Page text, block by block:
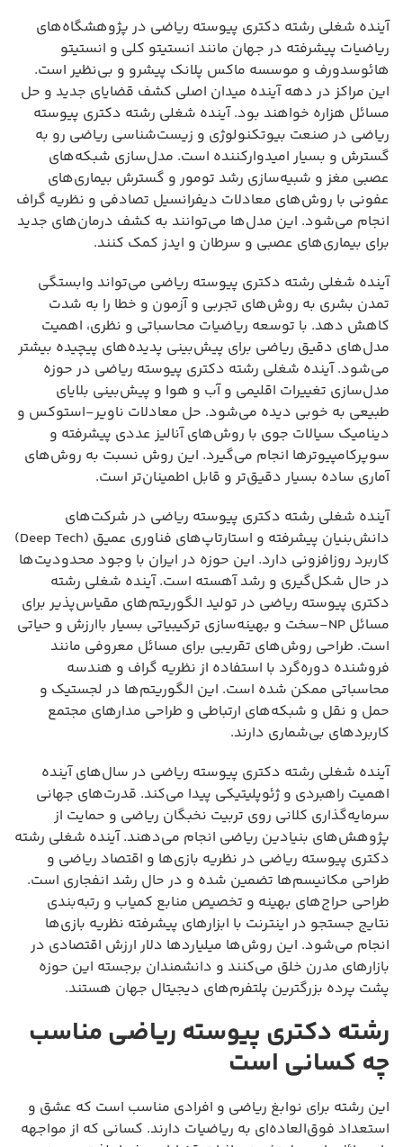
آینده شغلی رشته دکتری پیوسته ریاضی در پژوهشگاه‌های
ریاضیات پیشرفته در جهان مانند انستیتو کلی و انستیتو
هائوسدورف و موسسه ماکس پلانک پیشرو و بی‌نظیر است.
این مراکز در دهه آینده میدان اصلی کشف قضایای جدید و حل
مسائل هزاره خواهند بود. آینده شغلی رشته دکتری پیوسته
ریاضی در صنعت بیوتکنولوژی و زیست‌شناسی ریاضی رو به
گسترش و بسیار امیدوارکننده است. مدل‌سازی شبکه‌های
عصبی مغز و شبیه‌سازی رشد تومور و گسترش بیماری‌های
عفونی با روش‌های معادلات دیفرانسیل تصادفی و نظریه گراف
انجام می‌شود. این مدل‌ها می‌توانند به کشف درمان‌های جدید
برای بیماری‌های عصبی و سرطان و ایدز کمک کنند.
آینده شغلی رشته دکتری پیوسته ریاضی می‌تواند وابستگی
تمدن بشری به روش‌های تجربی و آزمون و خطا را به شدت
کاهش دهد. با توسعه ریاضیات محاسباتی و نظری، اهمیت
مدل‌های دقیق ریاضی برای پیش‌بینی پدیده‌های پیچیده بیشتر
می‌شود. آینده شغلی رشته دکتری پیوسته ریاضی در حوزه
مدل‌سازی تغییرات اقلیمی و آب و هوا و پیش‌بینی بلایای
طبیعی به خوبی دیده می‌شود. حل معادلات ناویر-استوکس و
دینامیک سیالات جوی با روش‌های آنالیز عددی پیشرفته و
سوپرکامپیوترها انجام می‌گیرد. این روش نسبت به روش‌های
آماری ساده بسیار دقیق‌تر و قابل اطمینان‌تر است.
آینده شغلی رشته دکتری پیوسته ریاضی در شرکت‌های
دانش‌بنیان پیشرفته و استارتاپ‌های فناوری عمیق (Deep Tech)
کاربرد روزافزونی دارد. این حوزه در ایران با وجود محدودیت‌ها
در حال شکل‌گیری و رشد آهسته است. آینده شغلی رشته
دکتری پیوسته ریاضی در تولید الگوریتم‌های مقیاس‌پذیر برای
مسائل NP-سخت و بهینه‌سازی ترکیبیاتی بسیار باارزش و حیاتی
است. طراحی روش‌های تقریبی برای مسائل معروفی مانند
فروشنده دوره‌گرد با استفاده از نظریه گراف و هندسه
محاسباتی ممکن شده است. این الگوریتم‌ها در لجستیک و
حمل و نقل و شبکه‌های ارتباطی و طراحی مدارهای مجتمع
کاربردهای بی‌شماری دارند.
آینده شغلی رشته دکتری پیوسته ریاضی در سال‌های آینده
اهمیت راهبردی و ژئوپلیتیکی پیدا می‌کند. قدرت‌های جهانی
سرمایه‌گذاری کلانی روی تربیت نخبگان ریاضی و حمایت از
پژوهش‌های بنیادین ریاضی انجام می‌دهند. آینده شغلی رشته
دکتری پیوسته ریاضی در نظریه بازی‌ها و اقتصاد ریاضی و
طراحی مکانیسم‌ها تضمین شده و در حال رشد انفجاری است.
طراحی حراج‌های بهینه و تخصیص منابع کمیاب و رتبه‌بندی
نتایج جستجو در اینترنت با ابزارهای پیشرفته نظریه بازی‌ها
انجام می‌شود. این روش‌ها میلیاردها دلار ارزش اقتصادی در
بازارهای مدرن خلق می‌کنند و دانشمندان برجسته این حوزه
پشت پرده بزرگترین پلتفرم‌های دیجیتال جهان هستند.
رشته دکتری پیوسته ریاضی مناسب
چه کسانی است
این رشته برای نوابغ ریاضی و افرادی مناسب است که عشق و
استعداد فوق‌العاده‌ای به ریاضیات دارند. کسانی که از مواجهه